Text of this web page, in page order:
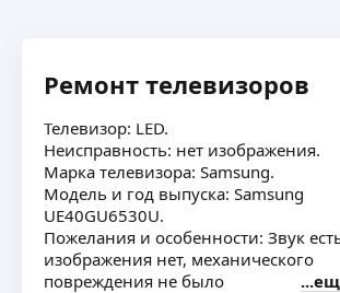
Ремонт телевизоров
Телевизор: LED.
Неисправность: нет изображения.
Марка телевизора: Samsung.
Модель и год выпуска: Samsung
UE40GU6530U.
Пожелания и особенности: Звук
изображения нет, механического
повреждения не было